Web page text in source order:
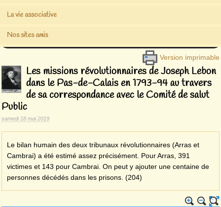
La vie associative
Nos sites amis
Version imprimable
Les missions révolutionnaires de Joseph Lebon
dans le Pas-de-Calais en 1793-94 au travers
de sa correspondance avec le Comité de salut
Public
samedi 18 mai 2019
Le bilan humain des deux tribunaux révolutionnaires (Arras et
Cambrai) a été estimé assez précisément. Pour Arras, 391
victimes et 143 pour Cambrai. On peut y ajouter une centaine de
personnes décédés dans les prisons. (204)